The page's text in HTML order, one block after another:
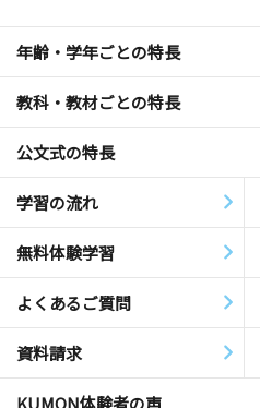
年齢・学年ごとの特長
教科・教材ごとの特長
公文式の特長
学習の流れ
無料体験学習
よくあるご質問
資料請求
KUMON体験者の声